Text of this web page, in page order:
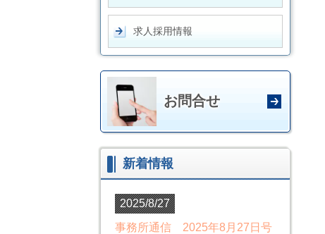
求人採用情報
お問合せ
新着情報
2025/8/27
事務所通信 2025年8月27日号